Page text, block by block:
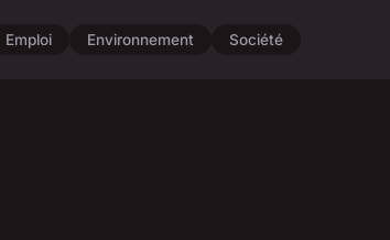
Emploi Environnement Société